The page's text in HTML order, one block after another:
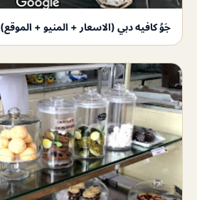
جَوُ كافيه دبي (الاسعار + المنيو + الموقع)